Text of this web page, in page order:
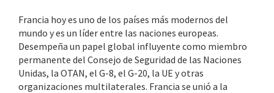
Francia hoy es uno de los países más modernos del
mundo y es un líder entre las naciones europeas.
Desempeña un papel global influyente como miembro
permanente del Consejo de Seguridad de las Naciones
Unidas, la OTAN, el G-8, el G-20, la UE y otras
organizaciones multilaterales. Francia se unió a la